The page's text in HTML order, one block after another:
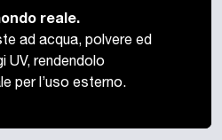
reale.
ad acqua, polvere ed
UV, rendendolo
per l’uso esterno.